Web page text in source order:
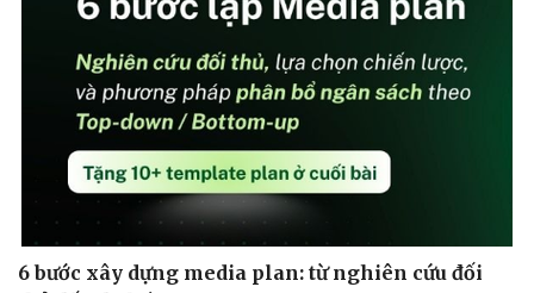
6 bước xây dựng media plan: từ nghiên cứu đối